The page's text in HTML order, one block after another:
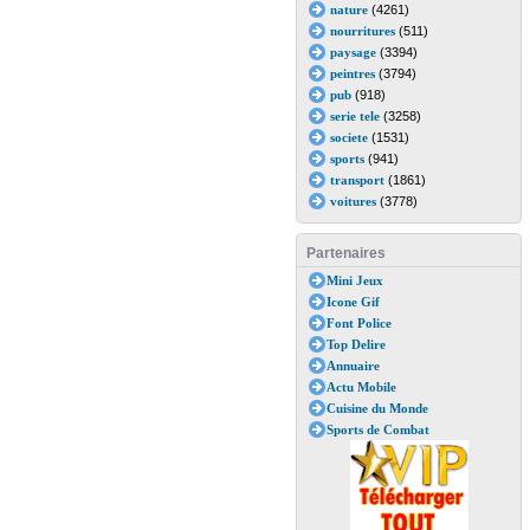
nature(4261)
nourritures(511)
paysage(3394)
peintres(3794)
pub(918)
serie tele(3258)
societe(1531)
sports(941)
transport(1861)
voitures(3778)
Partenaires
Mini Jeux
Icone Gif
Font Police
Top Delire
Annuaire
Actu Mobile
Cuisine du Monde
Sports de Combat